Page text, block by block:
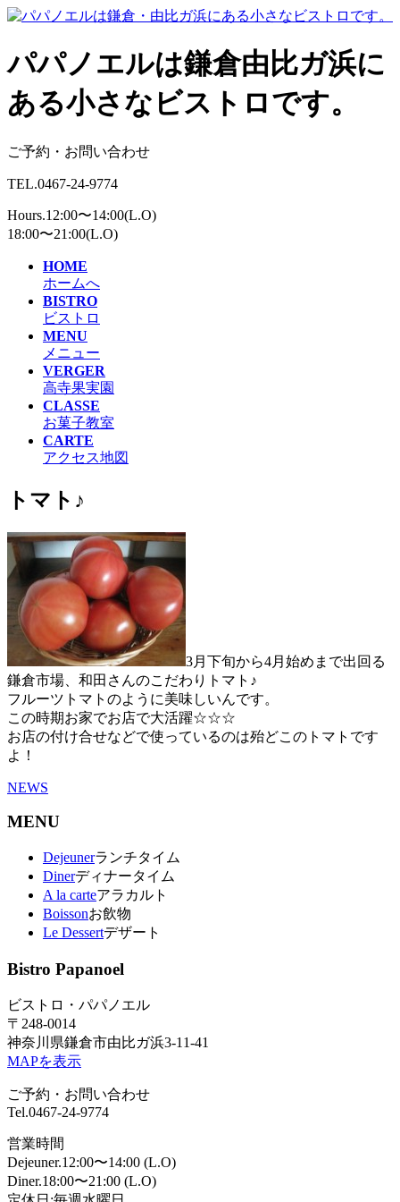
パパノエルは鎌倉由比ガ浜に
ある小さなビストロです。
ご予約・お問い合わせ
TEL.0467-24-9774
Hours.12:00〜14:00(L.O)
18:00〜21:00(L.O)
HOME
ホームへ
BISTRO
ビストロ
MENU
メニュー
VERGER
高寺果実園
CLASSE
お菓子教室
CARTE
アクセス地図
トマト♪
3月下旬から4月始めまで出回る
鎌倉市場、和田さんのこだわりトマト♪
フルーツトマトのように美味しいんです。
この時期お家でお店で大活躍☆☆☆
お店の付け合せなどで使っているのは殆どこのトマトです
よ！
NEWS
MENU
Dejeunerランチタイム
Dinerディナータイム
A la carteアラカルト
Boissonお飲物
Le Dessertデザート
Bistro Papanoel
ビストロ・パパノエル
〒248-0014
神奈川県鎌倉市由比ガ浜3-11-41
MAPを表示
ご予約・お問い合わせ
Tel.0467-24-9774
営業時間
Dejeuner.12:00〜14:00 (L.O)
Diner.18:00〜21:00 (L.O)